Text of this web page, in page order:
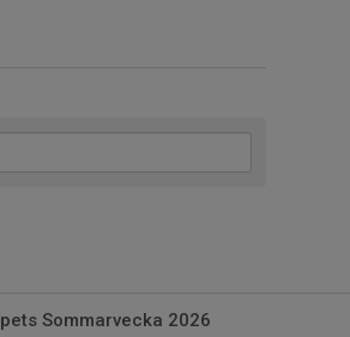
Sommarvecka 2026